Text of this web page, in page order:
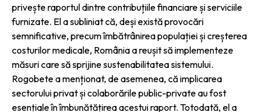
privește raportul dintre contribuțiile financiare și serviciile
furnizate. El a subliniat că, deși există provocări
semnificative, precum îmbătrânirea populației și creșterea
costurilor medicale, România a reușit să implementeze
măsuri care să sprijine sustenabilitatea sistemului.
Rogobete a menționat, de asemenea, că implicarea
sectorului privat și colaborările public-private au fost
esențiale în îmbunătățirea acestui raport. Totodată, el a